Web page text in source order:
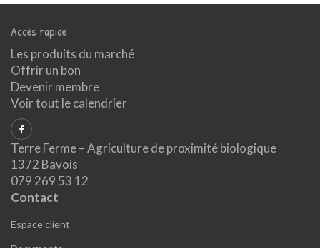
Accès rapide
Les produits du marché
Offrir un bon
Devenir membre
Voir tout le calendrier
Terre Ferme – Agriculture de proximité biologique
1372 Bavois
079 269 53 12
Contact
Espace client